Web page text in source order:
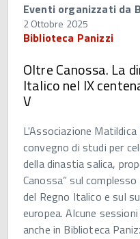
Eventi organizzati da
2 Ottobre 2025
Biblioteca Panizzi
Oltre Canossa. La
Italico nel IX
V
L'Associazione
convegno di studi per
della dinastia salica,
Canossa” sul
del Regno Italico e sul
europea. Alcune
anche in Biblioteca